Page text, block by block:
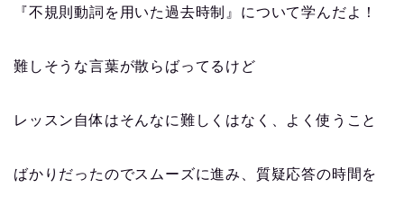
『不規則動詞を用いた過去時制』について学んだよ！
難しそうな言葉が散らばってるけど
レッスン自体はそんなに難しくはなく、よく使うこと
ばかりだったのでスムーズに進み、質疑応答の時間を